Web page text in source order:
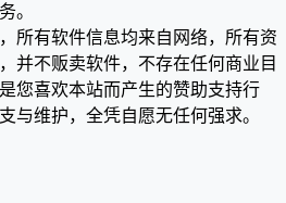
。
所有软件信息均来自网络，所有资
并不贩卖软件，不存在任何商业目
您喜欢本站而产生的赞助支持行
与维护，全凭自愿无任何强求。